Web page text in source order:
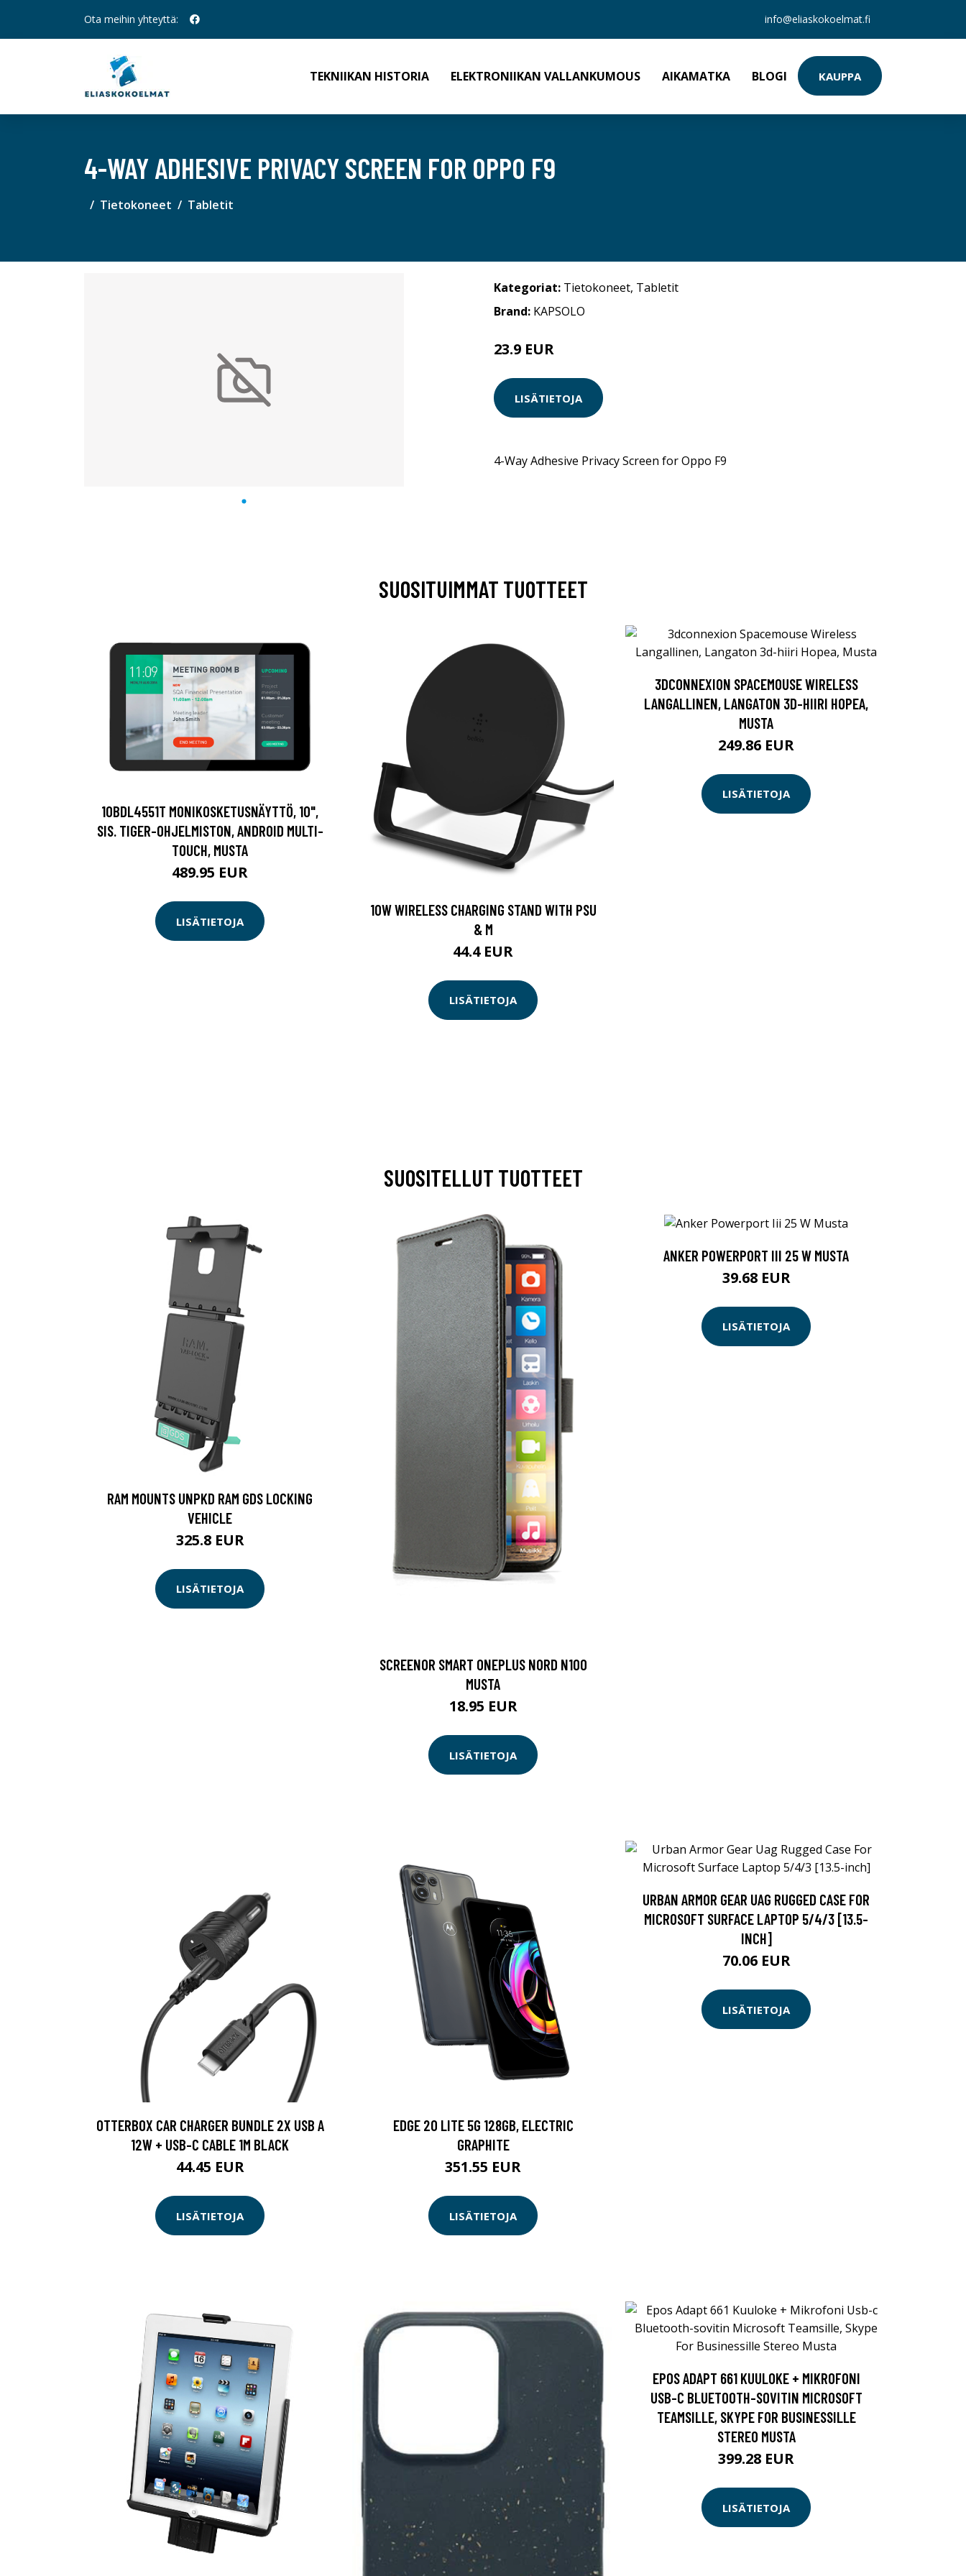
Ota meihin yhteyttä: info@eliaskokoelmat.fi
TEKNIIKAN HISTORIA ELEKTRONIIKAN VALLANKUMOUS AIKAMATKA BLOGI KAUPPA
4-WAY ADHESIVE PRIVACY SCREEN FOR OPPO F9
Tietokoneet Tabletit
Kategoriat: Tietokoneet, Tabletit
Brand: KAPSOLO
23.9 EUR
LISÄTIETOJA
4-Way Adhesive Privacy Screen for Oppo F9
SUOSITUIMMAT TUOTTEET
10BDL4551T MONIKOSKETUSNÄYTTÖ, 10",
SIS. TIGER-OHJELMISTON, ANDROID MULTI-
TOUCH, MUSTA
489.95 EUR
LISÄTIETOJA
10W WIRELESS CHARGING STAND WITH PSU
& M
44.4 EUR
LISÄTIETOJA
3DCONNEXION SPACEMOUSE WIRELESS
LANGALLINEN, LANGATON 3D-HIIRI HOPEA,
MUSTA
249.86 EUR
LISÄTIETOJA
SUOSITELLUT TUOTTEET
RAM MOUNTS UNPKD RAM GDS LOCKING
VEHICLE
325.8 EUR
LISÄTIETOJA
SCREENOR SMART ONEPLUS NORD N100
MUSTA
18.95 EUR
LISÄTIETOJA
ANKER POWERPORT III 25 W MUSTA
39.68 EUR
LISÄTIETOJA
OTTERBOX CAR CHARGER BUNDLE 2X USB A
12W + USB-C CABLE 1M BLACK
44.45 EUR
LISÄTIETOJA
EDGE 20 LITE 5G 128GB, ELECTRIC
GRAPHITE
351.55 EUR
LISÄTIETOJA
URBAN ARMOR GEAR UAG RUGGED CASE FOR
MICROSOFT SURFACE LAPTOP 5/4/3 [13.5-
INCH]
70.06 EUR
LISÄTIETOJA
EPOS ADAPT 661 KUULOKE + MIKROFONI
USB-C BLUETOOTH-SOVITIN MICROSOFT
TEAMSILLE, SKYPE FOR BUSINESSILLE
STEREO MUSTA
399.28 EUR
LISÄTIETOJA